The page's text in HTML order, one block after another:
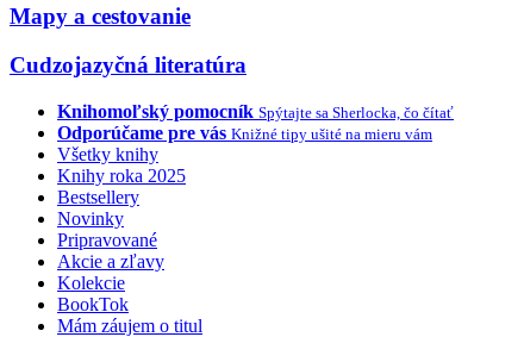
Mapy a cestovanie
Cudzojazyčná literatúra
Knihomoľský pomocník Spýtajte sa Sherlocka, čo čítať
Odporúčame pre vás Knižné tipy ušité na mieru vám
Všetky knihy
Knihy roka 2025
Bestsellery
Novinky
Pripravované
Akcie a zľavy
Kolekcie
BookTok
Mám záujem o titul